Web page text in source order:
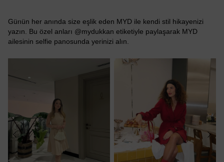
Günün her anında size eşlik eden MYD ile kendi stil hikayenizi
yazın. Bu özel anları @mydukkan etiketiyle paylaşarak MYD
ailesinin selfie panosunda yerinizi alın.